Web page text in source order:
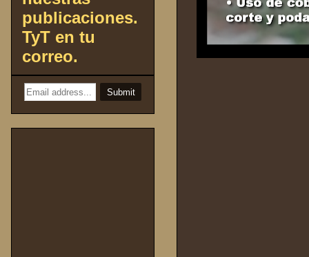
publicaciones.
TyT en tu
correo.